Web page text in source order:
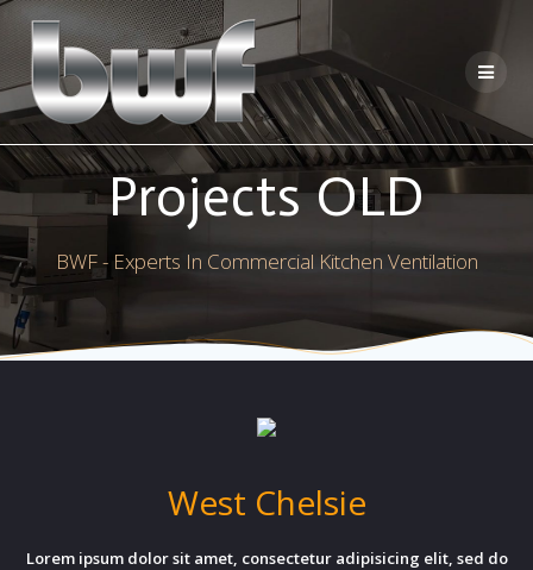
content
Projects OLD
BWF - Experts In Commercial Kitchen Ventilation
West Chelsie
Lorem ipsum dolor sit amet, consectetur adipisicing elit, sed do